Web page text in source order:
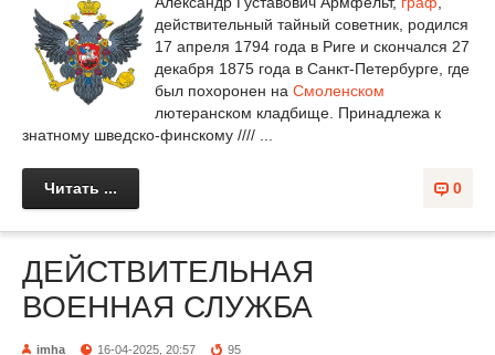
действительный тайный советник, родился
17 апреля 1794 года в Риге и скончался 27
декабря 1875 года в Санкт-Петербурге, где
был похоронен на Смоленском
лютеранском кладбище. Принадлежа к
знатному шведско-финскому //// ...
0
Читать ...
ДЕЙСТВИТЕЛЬНАЯ
ВОЕННАЯ СЛУЖБА
imha 16-04-2025, 20:57 95